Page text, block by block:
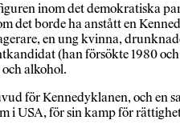
inom det demokratiska
det borde ha anstått en
en ung kvinna,
(han försökte 1980
alkohol.
för Kennedyklanen, och en
USA, för sin kamp för